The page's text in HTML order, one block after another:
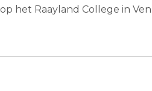
het Raayland College in